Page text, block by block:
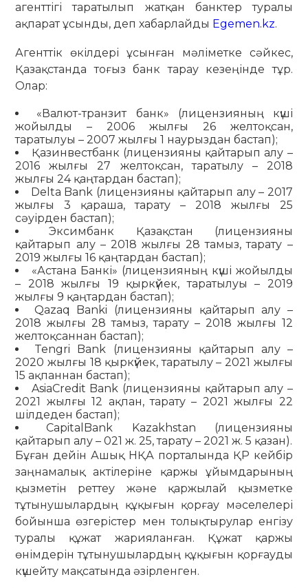
агенттігі таратылып жатқан банктер туралы
ақпарат ұсынды, деп хабарлайды Egemen.kz.
Агенттік өкілдері ұсынған мәліметке сәйкес,
Қазақстанда тоғыз банк тарау кезеңінде тұр.
Олар:
«Валют-транзит банк» (лицензияның күші
жойылды – 2006 жылғы 26 желтоқсан,
таратылуы – 2007 жылғы 1 наурыздан бастап);
Қазинвестбанк (лицензияны қайтарып алу –
2016 жылғы 27 желтоқсан, таратылу – 2018
жылғы 24 қаңтардан бастап);
Delta Bank (лицензияны қайтарып алу – 2017
жылғы 3 қараша, тарату – 2018 жылғы 25
сәуірден бастап);
Эксимбанк Қазақстан (лицензияны
қайтарып алу – 2018 жылғы 28 тамыз, тарату –
2019 жылғы 16 қаңтардан бастап);
«Астана Банкі» (лицензияның күші жойылды
– 2018 жылғы 19 қыркүйек, таратылуы – 2019
жылғы 9 қаңтардан бастап);
Qazaq Banki (лицензияны қайтарып алу –
2018 жылғы 28 тамыз, тарату – 2018 жылғы 12
желтоқсаннан бастап);
Tengri Bank (лицензияны қайтарып алу –
2020 жылғы 18 қыркүйек, таратылу – 2021 жылғы
15 ақпаннан бастап);
AsiaCredit Bank (лицензияны қайтарып алу –
2021 жылғы 12 ақпан, тарату – 2021 жылғы 22
шілдеден бастап);
CapitalBank Kazakhstan (лицензияны
қайтарып алу – 021 ж. 25, тарату – 2021 ж. 5 қазан).
Бұған дейін Ашық НҚА порталында ҚР кейбір
заңнамалық актілеріне қаржы ұйымдарының
қызметін реттеу және қаржылай қызметке
тұтынушылардың құқығын қорғау мәселелері
бойынша өзгерістер мен толықтырулар енгізу
туралы құжат жарияланған. Құжат қаржы
өнімдерін тұтынушылардың құқығын қорғауды
күшейту мақсатында әзірленген.